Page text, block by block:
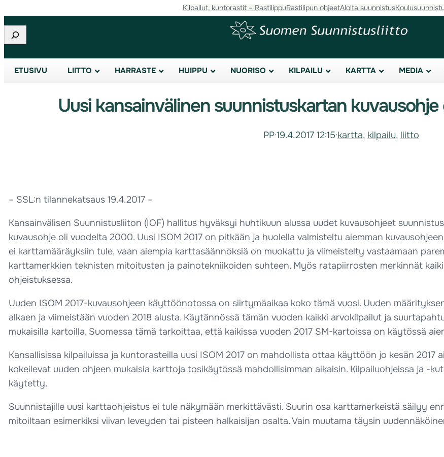
Kilpailut, kuntorastit – RastilippuRastilipun ohjeetAloita suunnistus
Etsi
ETUSIVU LIITTO HARRASTE HUIPPU NUORISO KILPAILU KARTTA MEDIA
Uusi kansainvälinen suunnistuskartan kuvausohje
PP·19.4.2017 12:15·kartta, kilpailu, liitto
– SSL:n tilannekatsaus 19.4.2017 –
Kansainvälisen Suunnistusliiton (IOF) hallitus hyväksyi huhtikuun alussa uudet kuvausohjeet
kuvausohje oli vuodelta 2000. Uusi ISOM 2017 on pitkään ja huolella valmisteltu aiemman
ei karttamääräyksiin tule, vaan aiempia karttasäännöksiä on muokattu ja viimeistelty vastaamaan
karttamerkkien teknisten mitoitusten ja painotekniikoiden suhteen. Myös ratapiirrosten merkinnät
ohjeistuksessa.
Uuden ISOM 2017-kuvausohjeen käyttöönotossa on siirtymäaikaa koko tämä vuosi. Uuden
alkaen ja viimeistään vuoden 2018 alusta. Käytännössä tämän vuoden kaikki arvokilpailut ja
mukaisilla kartoilla. Suomessa tämä tarkoittaa, että kaikissa vuoden 2017 SM-kartoissa on käytössä
Kansallisissa kilpailuissa ja kuntorasteilla uusi ISOM 2017 on mahdollista ottaa käyttöön jo kesän
kokeilevat uuden ohjeen mukaisia karttoja tosikäytössä mahdollisimman aikaisin. Kilpailuohjeissa ja -
käytetty.
Suunnistajille uusi karttaohjeistus ei tule näkymään merkittävästi. Suurin osa karttamerkeistä säilyy
mitoiltaan esimerkiksi viivan leveyden tai pisteen halkaisijan osalta. Vain muutama täysin